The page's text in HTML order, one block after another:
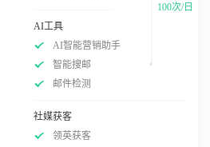
AI工具
AI智能营销助手
智能搜邮
邮件检测
社媒获客
领英获客
100次/日